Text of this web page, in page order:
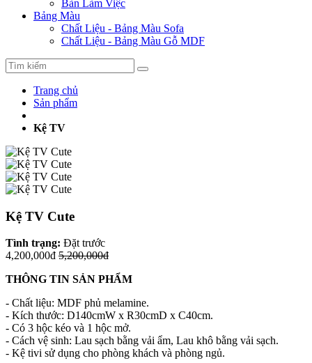
Bàn Làm Việc
Bảng Màu
Chất Liệu - Bảng Màu Sofa
Chất Liệu - Bảng Màu Gỗ MDF
Trang chủ
Sản phẩm
Kệ TV
Kệ TV Cute
Tình trạng: Đặt trước
4,200,000đ 5,200,000đ
THÔNG TIN SẢN PHẨM
- Chất liệu: MDF phủ melamine.
- Kích thước: D140cmW x R30cmD x C40cm.
- Có 3 hộc kéo và 1 hộc mở.
- Cách vệ sinh: Lau sạch bằng vải ẩm, Lau khô bằng vải sạch.
- Kệ tivi sử dụng cho phòng khách và phòng ngủ.